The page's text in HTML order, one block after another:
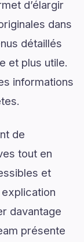
d’élargir
dans
détaillés
et plus utile.
informations
de
tout en
et
davantage
présente